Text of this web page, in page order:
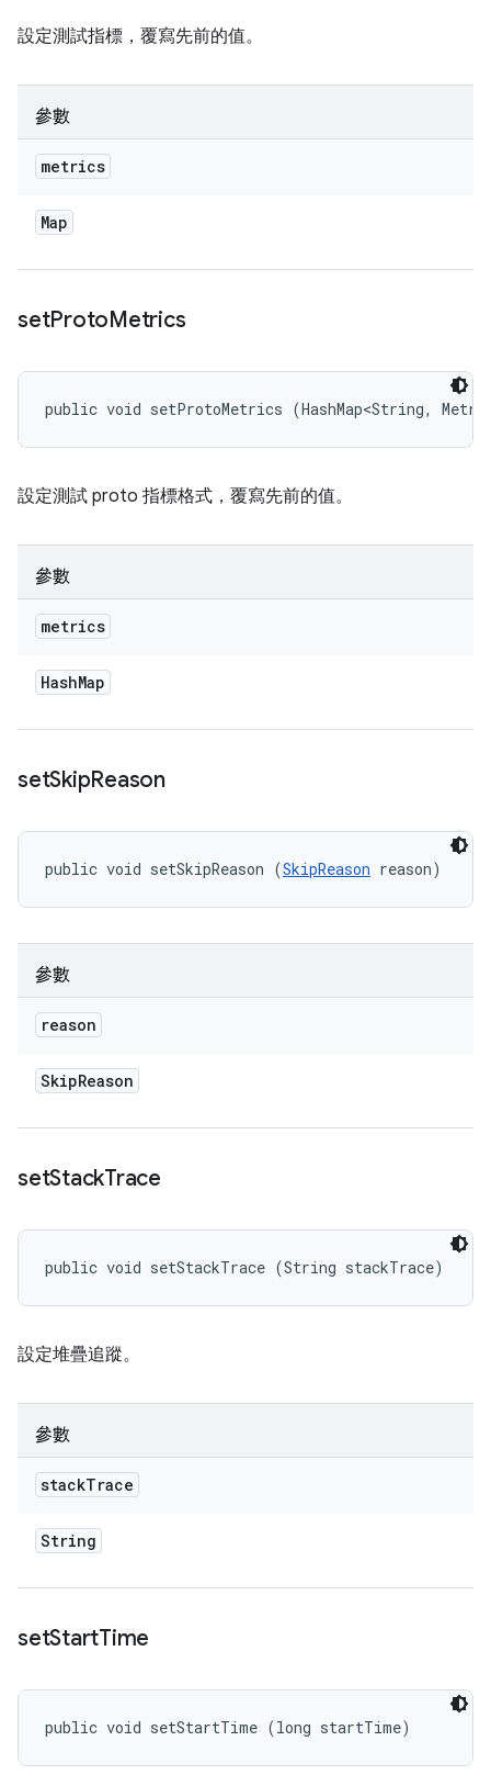
設定測試指標，覆寫先前的值。
參數
metrics
Map
setProtoMetrics
public void setProtoMetrics (HashMap<String,
設定測試 proto 指標格式，覆寫先前的值。
參數
metrics
HashMap
setSkipReason
public void setSkipReason (SkipReason reason)
參數
reason
SkipReason
setStackTrace
public void setStackTrace (String stackTrace)
設定堆疊追蹤。
參數
stackTrace
String
setStartTime
public void setStartTime (long startTime)